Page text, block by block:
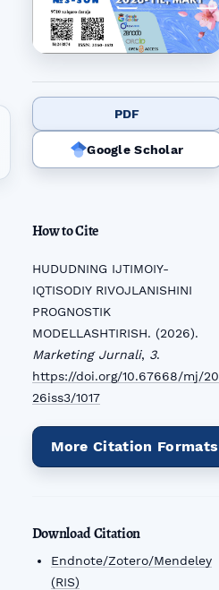
PDF
Google Scholar
How to Cite
HUDUDNING IJTIMOIY-
IQTISODIY RIVOJLANISHINI
PROGNOSTIK
MODELLASHTIRISH. (2026).
Marketing Jurnali, 3.
https://doi.org/10.67668/mj/20
26iss3/1017
More Citation Formats
Download Citation
Endnote/Zotero/Mendeley
(RIS)